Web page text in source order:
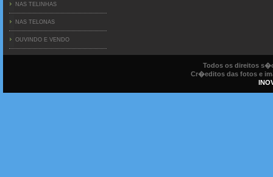
NAS TELINHAS
NAS TELONAS
OUVINDO E VENDO
Todos os direitos
Cr�editos das fotos e